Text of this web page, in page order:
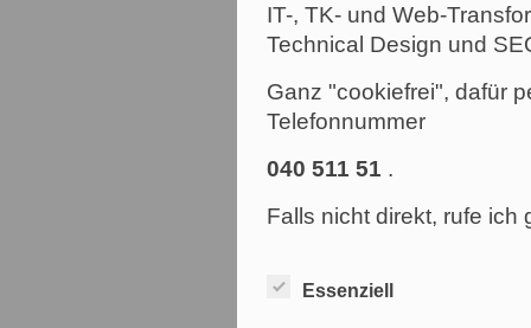
IT-, TK- und Web-
Technical Design und
Ganz "cookiefrei", dafür
Telefonnummer
040 511 51 .
Falls nicht direkt, rufe ich
Essenziell